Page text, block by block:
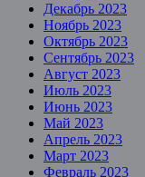
Декабрь 2023
Ноябрь 2023
Октябрь 2023
Сентябрь 2023
Август 2023
Июль 2023
Июнь 2023
Май 2023
Апрель 2023
Март 2023
Февраль 2023